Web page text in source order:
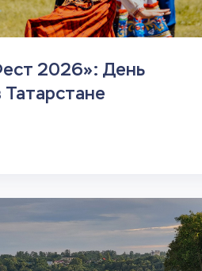
2026»: День
Татарстане